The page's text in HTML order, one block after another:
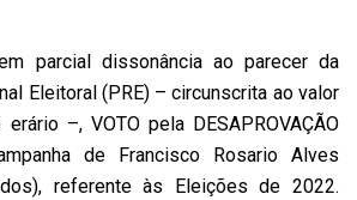
parcial dissonância ao parecer da
Eleitoral (PRE) – circunscrita ao valor
–, VOTO pela DESAPROVAÇÃO
de Francisco Rosario Alves
referente às Eleições de 2022.